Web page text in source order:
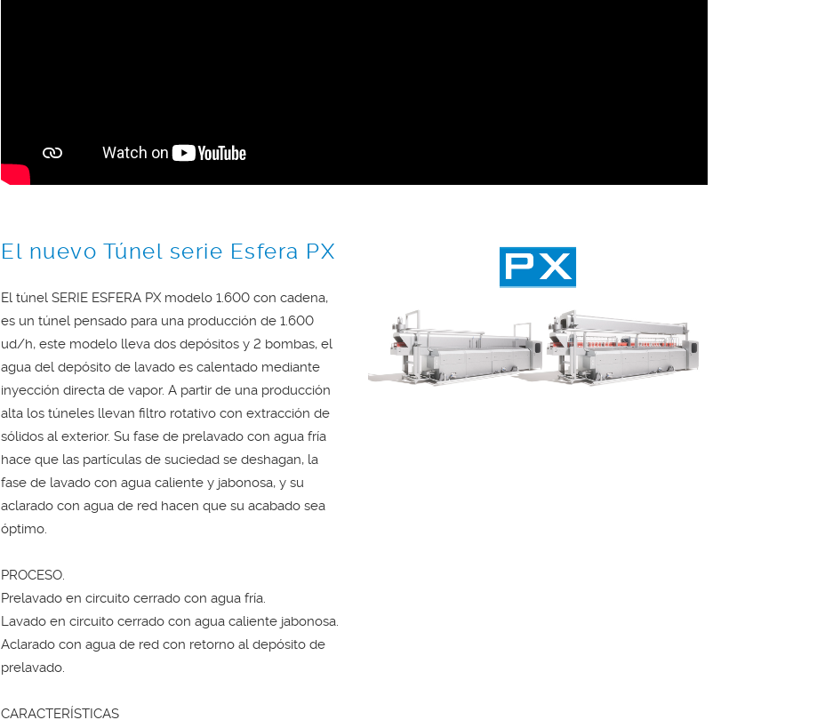
El nuevo Túnel serie Esfera PX
El túnel SERIE ESFERA PX modelo 1.600 con cadena,
es un túnel pensado para una producción de 1.600
ud/h, este modelo lleva dos depósitos y 2 bombas, el
agua del depósito de lavado es calentado mediante
inyección directa de vapor. A partir de una producción
alta los túneles llevan filtro rotativo con extracción de
sólidos al exterior. Su fase de prelavado con agua fría
hace que las partículas de suciedad se deshagan, la
fase de lavado con agua caliente y jabonosa, y su
aclarado con agua de red hacen que su acabado sea
óptimo.
PROCESO.
Prelavado en circuito cerrado con agua fría.
Lavado en circuito cerrado con agua caliente jabonosa.
Aclarado con agua de red con retorno al depósito de
prelavado.
CARACTERÍSTICAS